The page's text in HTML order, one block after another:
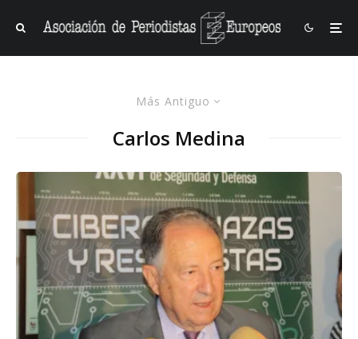
Más Antiguo
Carlos Medina